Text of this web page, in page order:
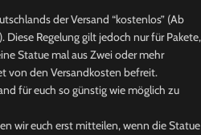
der Versand “kostenlos” (Ab
Regelung gilt jedoch nur für Pakete,
Statue mal aus Zwei oder mehr
von den Versandkosten befreit.
für euch so günstig wie möglich zu
wir euch erst mitteilen, wenn die Statue